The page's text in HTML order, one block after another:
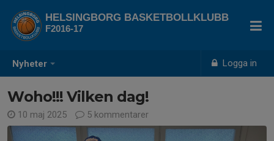
Nyheter Logga in
HELSINGBORG BASKETBOLLKLUBB
F2016-17
Woho!!! Vilken dag!
10 maj 2025 5 kommentarer